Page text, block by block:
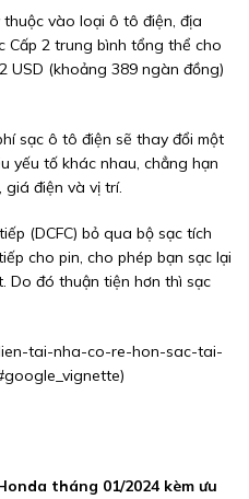
vào loại ô tô điện, địa
Cấp 2 trung bình tổng thể cho
USD (khoảng 389 ngàn đồng)
sạc ô tô điện sẽ thay đổi một
yếu tố khác nhau, chẳng hạn
giá điện và vị trí.
(DCFC) bỏ qua bộ sạc tích
cho pin, cho phép bạn sạc lại
Do đó thuận tiện hơn thì sạc
tai-nha-co-re-hon-sac-tai-
)
tháng 01/2024 kèm ưu